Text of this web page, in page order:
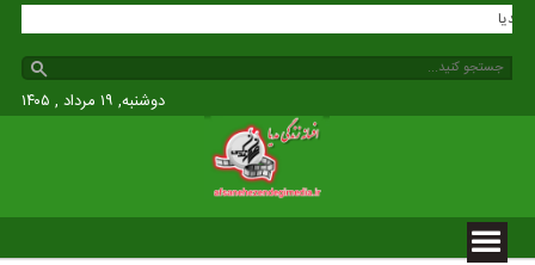
مدیا
دوشنبه, ۱۹ مرداد , ۱۴۰۵